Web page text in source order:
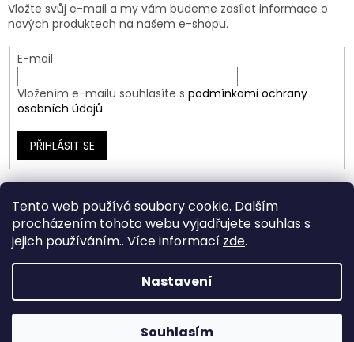
Tento web používá soubory cookie. Dalším
procházením tohoto webu vyjadřujete souhlas s
jejich používáním.. Více informací zde.
Nastavení
Souhlasím
Vložte svůj e-mail a my vám budeme zasílat informace o
nových produktech na našem e-shopu.
E-mail
Vložením e-mailu souhlasíte s podmínkami ochrany
osobních údajů
PŘIHLÁSIT SE
Vytvořil Shoptet
Ráj Šperků. Všechna práva vyhrazena.